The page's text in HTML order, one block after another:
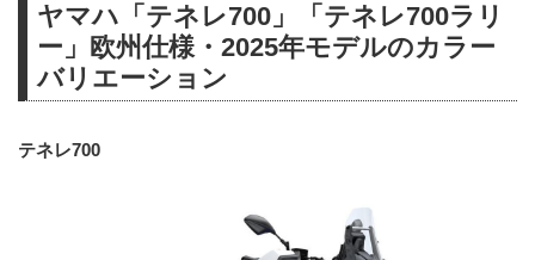
ヤマハ「テネレ700」「テネレ700ラリ
ー」欧州仕様・2025年モデルのカラー
バリエーション
テネレ700